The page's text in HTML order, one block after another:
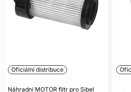
Oficiální distribuce
Náhradní MOTOR filtr pro Sibel